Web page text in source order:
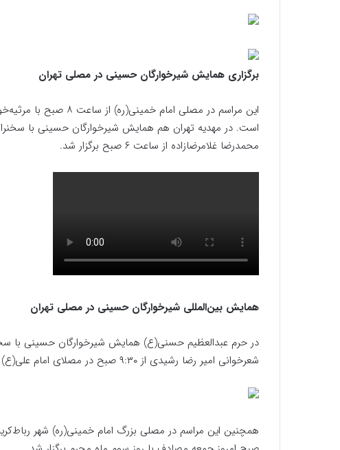
برگزاری همایش شیرخوارگان حسینی در مصلی تهران
این مراسم در مصلی
است. در مهدیه تهران هم همایش شیرخوارگان حسینی با
محمدرضا غلامرضازاده از ساعت ۶ صبح برگزار شد.
همایش بین‌المللی شیرخوارگان حسینی در مصلی تهران
در حرم عبدالعظیم حسنی(ع) همایش شیرخوارگان حسینی با
شعرخوانی امیر رضا رشیدی از ۹:۳۰ صبح در مصلای امام علی(ع) حرم مطهر حضرت سیدالکریم(ع) برگزار شد.